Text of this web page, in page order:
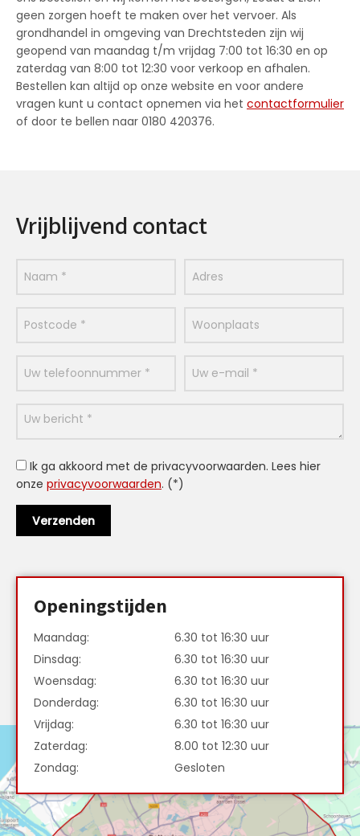
geen zorgen hoeft te maken over het vervoer. Als
grondhandel in omgeving van Drechtsteden zijn wij
geopend van maandag t/m vrijdag 7:00 tot 16:30 en op
zaterdag van 8:00 tot 12:30 voor verkoop en afhalen.
Bestellen kan altijd op onze website en voor andere
vragen kunt u contact opnemen via het contactformulier
of door te bellen naar 0180 420376.
Vrijblijvend contact
Ik ga akkoord met de privacyvoorwaarden. Lees hier
onze privacyvoorwaarden. (*)
Openingstijden
Maandag:
6.30 tot 16:30 uur
Dinsdag:
6.30 tot 16:30 uur
Woensdag:
6.30 tot 16:30 uur
Donderdag:
6.30 tot 16:30 uur
Vrijdag:
6.30 tot 16:30 uur
Zaterdag:
8.00 tot 12:30 uur
Zondag:
Gesloten